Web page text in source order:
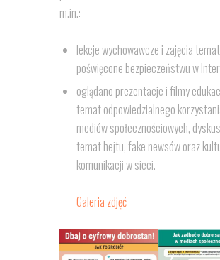
m.in.:
lekcje wychowawcze i zajęcia
poświęcone bezpieczeństwu w
oglądano prezentacje i filmy
temat odpowiedzialnego
mediów społecznościowych,
temat hejtu, fake newsów oraz
komunikacji w sieci.
Galeria zdjęć